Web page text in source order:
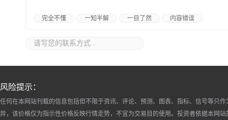
完全不懂 一知半解 一目了然 内容错误
风险提示：
任何在本网站刊载的信息包括但不限于资讯、评论、预测、图表、指标、信号等只
异，该价格仅为指示性价格反映行情走势，不宜为交易目的使用。投资者依据本网